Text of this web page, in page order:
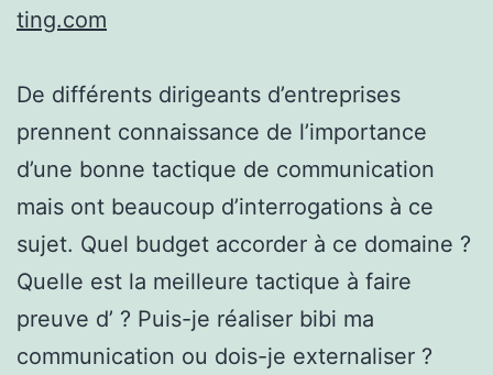
ting.com
De différents dirigeants d’entreprises
prennent connaissance de l’importance
d’une bonne tactique de communication
mais ont beaucoup d’interrogations à ce
sujet. Quel budget accorder à ce domaine ?
Quelle est la meilleure tactique à faire
preuve d’ ? Puis-je réaliser bibi ma
communication ou dois-je externaliser ?